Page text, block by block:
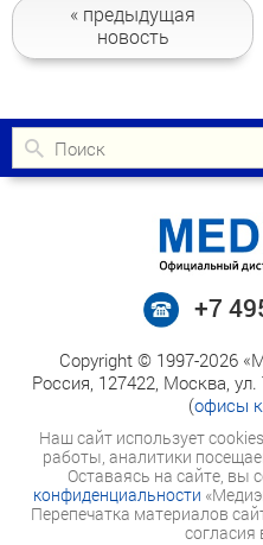
« предыдущая
новость
+7
Copyright © 1997-2026
Россия, 127422, Москва,
(офисы
Наш сайт использует
работы, аналитики
Оставаясь на сайте, вы
конфиденциальности
Перепечатка материалов
согласия